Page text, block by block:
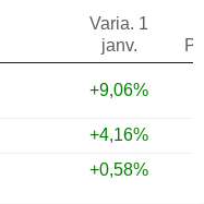
Varia. 1
janv.
+9,06%
+4,16%
+0,58%